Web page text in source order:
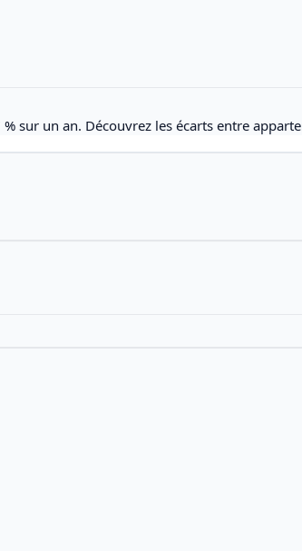
sur un an. Découvrez les écarts entre